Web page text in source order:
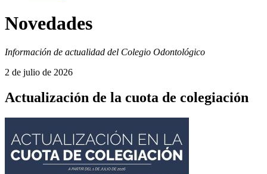
Novedades
Información de actualidad del Colegio Odontológico
2 de julio de 2026
Actualización de la cuota de colegiación